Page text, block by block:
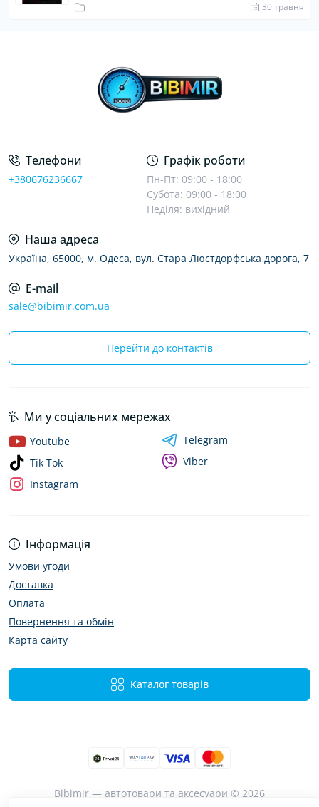
30 травня
Телефони
+380676236667
Графік роботи
Пн-Пт: 09:00 - 18:00
Субота: 09:00 - 18:00
Неділя: вихідний
Наша адреса
Україна, 65000, м. Одеса, вул. Стара Люстдорфська дорога, 7
E-mail
sale@bibimir.com.ua
Перейти до контактів
Інформація
Умови угоди
Доставка
Оплата
Повернення та обмін
Карта сайту
Каталог товарів
Ми у соціальних мережах
Youtube
Tik Tok
Instagram
Telegram
Viber
Bibimir — автотовари та аксесуари © 2026